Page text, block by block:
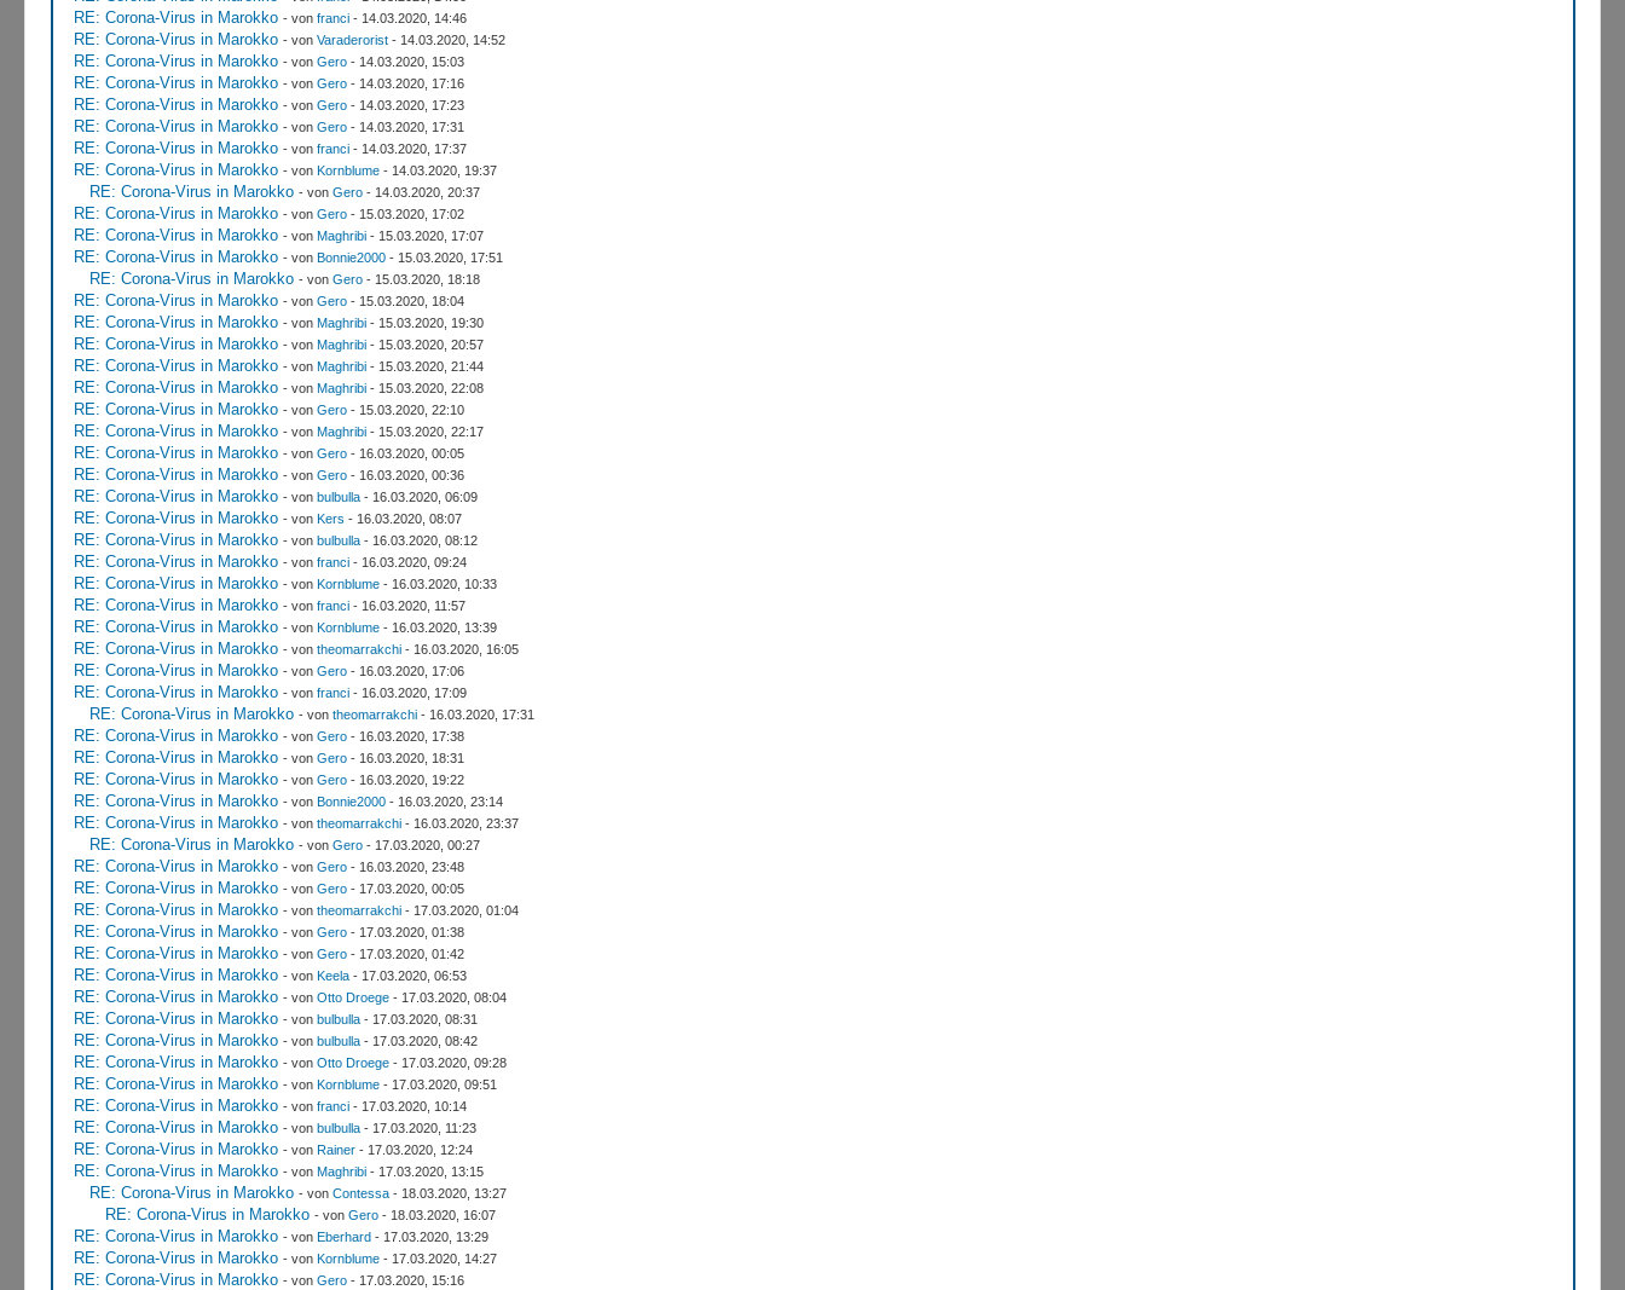
RE: Corona-Virus in Marokko - von franci- 14.03.2020, 14:46
RE: Corona-Virus in Marokko - von Varaderorist- 14.03.2020, 14:52
RE: Corona-Virus in Marokko - von Gero- 14.03.2020, 15:03
RE: Corona-Virus in Marokko - von Gero- 14.03.2020, 17:16
RE: Corona-Virus in Marokko - von Gero- 14.03.2020, 17:23
RE: Corona-Virus in Marokko - von Gero- 14.03.2020, 17:31
RE: Corona-Virus in Marokko - von franci- 14.03.2020, 17:37
RE: Corona-Virus in Marokko - von Kornblume- 14.03.2020, 19:37
RE: Corona-Virus in Marokko - von Gero- 14.03.2020, 20:37
RE: Corona-Virus in Marokko - von Gero- 15.03.2020, 17:02
RE: Corona-Virus in Marokko - von Maghribi- 15.03.2020, 17:07
RE: Corona-Virus in Marokko - von Bonnie2000- 15.03.2020, 17:51
RE: Corona-Virus in Marokko - von Gero- 15.03.2020, 18:18
RE: Corona-Virus in Marokko - von Gero- 15.03.2020, 18:04
RE: Corona-Virus in Marokko - von Maghribi- 15.03.2020, 19:30
RE: Corona-Virus in Marokko - von Maghribi- 15.03.2020, 20:57
RE: Corona-Virus in Marokko - von Maghribi- 15.03.2020, 21:44
RE: Corona-Virus in Marokko - von Maghribi- 15.03.2020, 22:08
RE: Corona-Virus in Marokko - von Gero- 15.03.2020, 22:10
RE: Corona-Virus in Marokko - von Maghribi- 15.03.2020, 22:17
RE: Corona-Virus in Marokko - von Gero- 16.03.2020, 00:05
RE: Corona-Virus in Marokko - von Gero- 16.03.2020, 00:36
RE: Corona-Virus in Marokko - von bulbulla- 16.03.2020, 06:09
RE: Corona-Virus in Marokko - von Kers - 16.03.2020, 08:07
RE: Corona-Virus in Marokko - von bulbulla- 16.03.2020, 08:12
RE: Corona-Virus in Marokko - von franci- 16.03.2020, 09:24
RE: Corona-Virus in Marokko - von Kornblume- 16.03.2020, 10:33
RE: Corona-Virus in Marokko - von franci- 16.03.2020, 11:57
RE: Corona-Virus in Marokko - von Kornblume- 16.03.2020, 13:39
RE: Corona-Virus in Marokko - von theomarrakchi- 16.03.2020, 16:05
RE: Corona-Virus in Marokko - von Gero- 16.03.2020, 17:06
RE: Corona-Virus in Marokko - von franci- 16.03.2020, 17:09
RE: Corona-Virus in Marokko - von theomarrakchi- 16.03.2020, 17:31
RE: Corona-Virus in Marokko - von Gero- 16.03.2020, 17:38
RE: Corona-Virus in Marokko - von Gero- 16.03.2020, 18:31
RE: Corona-Virus in Marokko - von Gero- 16.03.2020, 19:22
RE: Corona-Virus in Marokko - von Bonnie2000- 16.03.2020, 23:14
RE: Corona-Virus in Marokko - von theomarrakchi- 16.03.2020, 23:37
RE: Corona-Virus in Marokko - von Gero- 17.03.2020, 00:27
RE: Corona-Virus in Marokko - von Gero- 16.03.2020, 23:48
RE: Corona-Virus in Marokko - von Gero- 17.03.2020, 00:05
RE: Corona-Virus in Marokko - von theomarrakchi- 17.03.2020, 01:04
RE: Corona-Virus in Marokko - von Gero- 17.03.2020, 01:38
RE: Corona-Virus in Marokko - von Gero- 17.03.2020, 01:42
RE: Corona-Virus in Marokko - von Keela- 17.03.2020, 06:53
RE: Corona-Virus in Marokko - von Otto Droege- 17.03.2020, 08:04
RE: Corona-Virus in Marokko - von bulbulla- 17.03.2020, 08:31
RE: Corona-Virus in Marokko - von bulbulla- 17.03.2020, 08:42
RE: Corona-Virus in Marokko - von Otto Droege- 17.03.2020, 09:28
RE: Corona-Virus in Marokko - von Kornblume- 17.03.2020, 09:51
RE: Corona-Virus in Marokko - von franci- 17.03.2020, 10:14
RE: Corona-Virus in Marokko - von bulbulla- 17.03.2020, 11:23
RE: Corona-Virus in Marokko - von Rainer- 17.03.2020, 12:24
RE: Corona-Virus in Marokko - von Maghribi- 17.03.2020, 13:15
RE: Corona-Virus in Marokko - von Contessa- 18.03.2020, 13:27
RE: Corona-Virus in Marokko - von Gero- 18.03.2020, 16:07
RE: Corona-Virus in Marokko - von Eberhard- 17.03.2020, 13:29
RE: Corona-Virus in Marokko - von Kornblume- 17.03.2020, 14:27
RE: Corona-Virus in Marokko - von Gero- 17.03.2020, 15:16